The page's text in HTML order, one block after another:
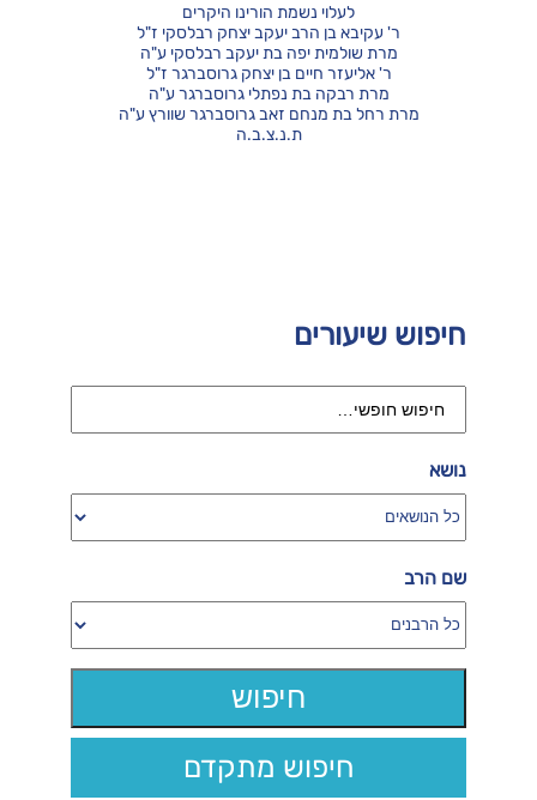
חיפוש שיעורים
נושא
שם הרב
חיפוש מתקדם
לעלוי נשמת הורינו היקרים
ר' עקיבא בן הרב יעקב יצחק רבלסקי ז"ל
מרת שולמית יפה בת יעקב רבלסקי ע"ה
ר' אליעזר חיים בן יצחק גרוסברגר ז"ל
מרת רבקה בת נפתלי גרוסברגר ע"ה
מרת רחל בת מנחם זאב גרוסברגר שוורץ ע"ה
ת.נ.צ.ב.ה